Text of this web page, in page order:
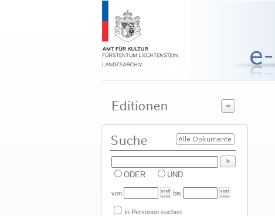
ODER UND
von bis
in Personen suchen